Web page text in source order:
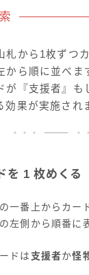
札から1枚ずつ
から順に並べま
が『支援者』も
効果が実施され
を 1 枚めくる
一番上からカー
左側から順番に
ドは 支援者か怪